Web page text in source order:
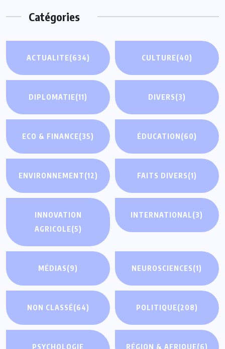
Catégories
ACTUALITE(634) CULTURE(40)
DIPLOMATIE(11) DIVERS(3)
ECO & FINANCE(35) ÉDUCATION(60)
ENVIRONNEMENT(12) FAITS DIVERS(1)
INNOVATION
AGRICOLE(5)
INTERNATIONAL(3)
MÉDIAS(9) NEUROSCIENCES(1)
NON CLASSÉ(64) POLITIQUE(208)
PSYCHOLOGIE RÉGION & AFRIQUE(6)